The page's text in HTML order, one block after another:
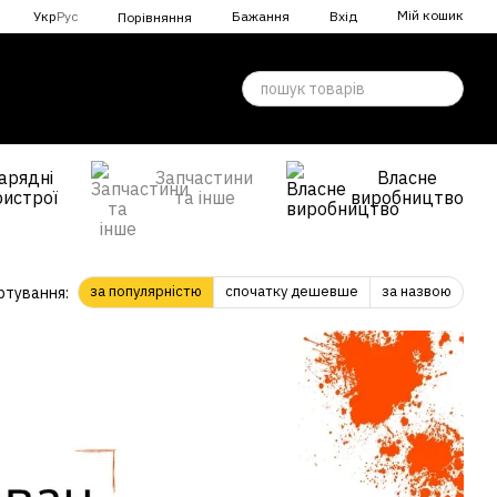
УкрРус Порівняння Бажання Вхід Мій кошик
Запчастини
та інше
Власне
виробництво
за популярністю спочатку дешевше за назвою